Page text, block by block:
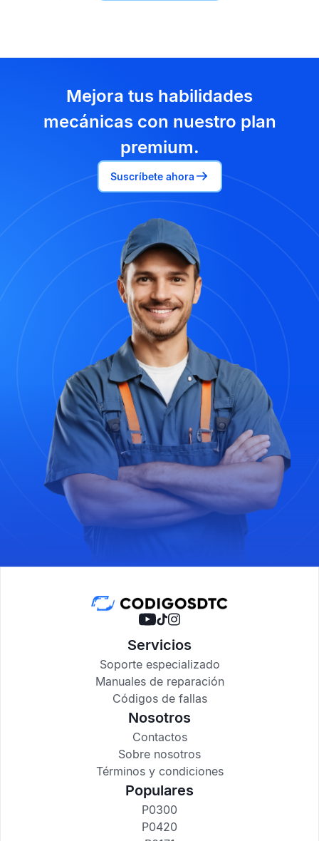
Mejora tus habilidades
mecánicas con nuestro plan
premium.
Suscríbete ahora
Servicios
Soporte especializado
Manuales de reparación
Códigos de fallas
Nosotros
Contactos
Sobre nosotros
Términos y condiciones
Populares
P0300
P0420